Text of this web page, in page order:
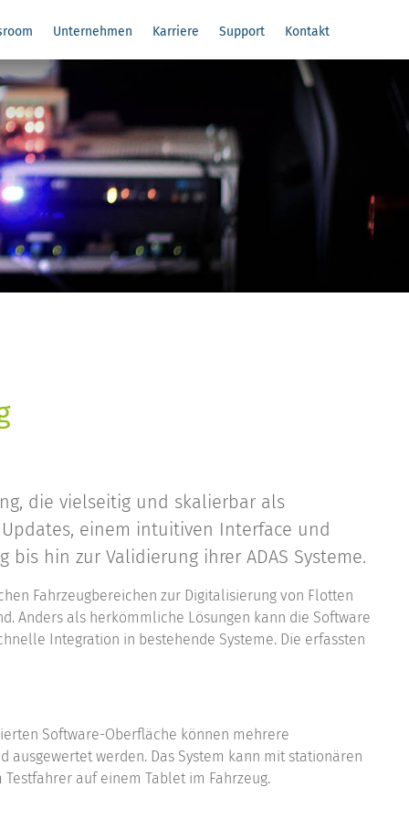
Unternehmen Karriere Support Kontakt
die vielseitig und skalierbar als
einem intuitiven Interface und
hin zur Validierung ihrer ADAS Systeme.
Fahrzeugbereichen zur Digitalisierung von Flotten
Anders als herkömmliche Lösungen kann die Software
Integration in bestehende Systeme. Die erfassten
Software-Oberfläche können mehrere
ausgewertet werden. Das System kann mit stationären
auf einem Tablet im Fahrzeug.